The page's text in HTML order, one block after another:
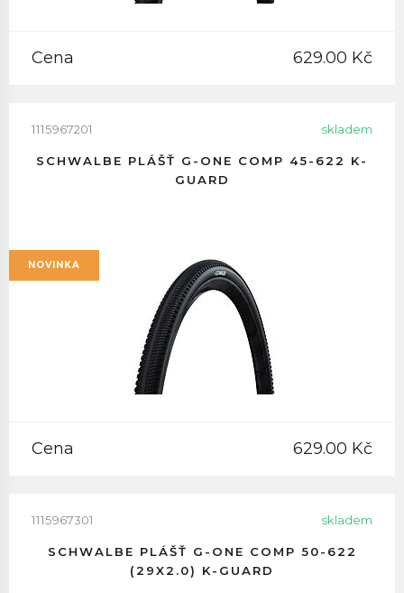
Cena 629.00 Kč
1115967201 skladem
SCHWALBE PLÁŠŤ G-ONE COMP 45-622 K-
GUARD
NOVINKA
Cena 629.00 Kč
1115967301 skladem
SCHWALBE PLÁŠŤ G-ONE COMP 50-622
(29X2.0) K-GUARD